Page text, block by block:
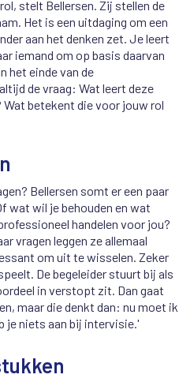
stelt Bellersen. Zij stellen de
Het is een uitdaging om een
aan het denken zet. Je leert
iemand om op basis daarvan
het einde van de
de vraag: Wat leert deze
betekent die voor jouw rol
Bellersen somt er een paar
wat wil je behouden en wat
handelen voor jou?
vragen leggen ze allemaal
om uit te wisselen. Zeker
De begeleider stuurt bij als
in verstopt zit. Dan gaat
maar die denkt dan: nu moet ik
je niets aan bij intervisie.'